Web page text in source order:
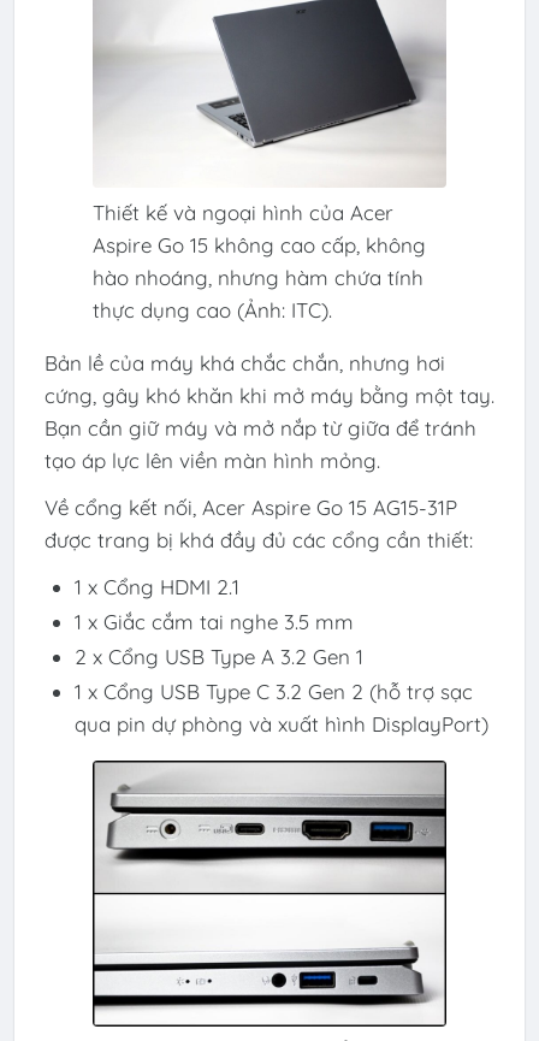
Thiết kế và ngoại hình của Acer
Aspire Go 15 không cao cấp, không
hào nhoáng, nhưng hàm chứa tính
thực dụng cao (Ảnh: ITC).
Bản lề của máy khá chắc chắn, nhưng hơi
cứng, gây khó khăn khi mở máy bằng một tay.
Bạn cần giữ máy và mở nắp từ giữa để tránh
tạo áp lực lên viền màn hình mỏng.
Về cổng kết nối, Acer Aspire Go 15 AG15-31P
được trang bị khá đầy đủ các cổng cần thiết:
1 x Cổng HDMI 2.1
1 x Giắc cắm tai nghe 3.5 mm
2 x Cổng USB Type A 3.2 Gen 1
1 x Cổng USB Type C 3.2 Gen 2 (hỗ trợ sạc
qua pin dự phòng và xuất hình DisplayPort)